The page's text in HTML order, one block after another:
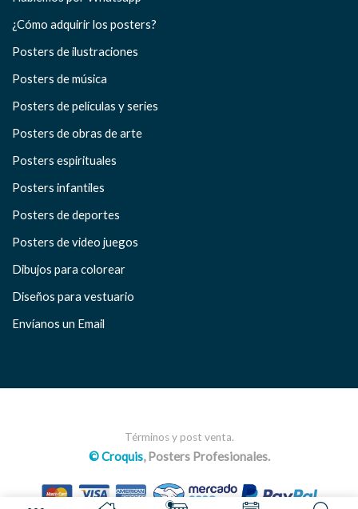
¿Cómo adquirir los posters?
Posters de ilustraciones
Posters de música
Posters de películas y series
Posters de obras de arte
Posters espirituales
Posters infantiles
Posters de deportes
Posters de video juegos
Dibujos para colorear
Diseños para vestuario
Envíanos un Email
Términos y post venta.
© Croquis, Posters Profesionales.